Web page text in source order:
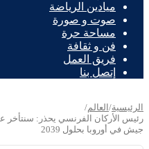
ميادين الرياضة
صوت و صورة
مساحة حرة
فن و ثقافة
فريق العمل
إتصل بنا
الرئيسية/ العالم/
رئيس الأركان الفرنسي يحذر: سنتأخر
جيش في أوروبا بحلول 2039